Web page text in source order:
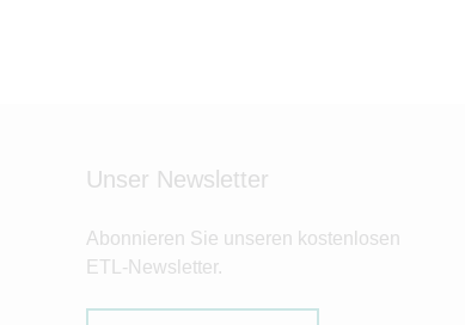
Unser Newsletter
Abonnieren Sie unseren kostenlosen
ETL-Newsletter.